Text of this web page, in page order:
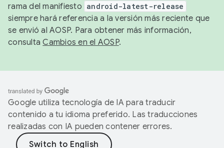
rama del manifiesto android-latest-release
siempre hará referencia a la versión más reciente que
se envió al AOSP. Para obtener más información,
consultaCambios en el AOSP.
Google utiliza tecnología de IA para traducir
contenido a tu idioma preferido. Las traducciones
realizadas con IA pueden contener errores.